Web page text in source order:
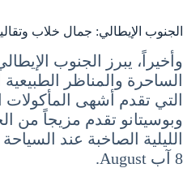
الجنوب الإيطالي: جمال خلاب
وأخيراً، يبرز الجنوب
الساحرة والمناظر
التي تقدم أشهى
وبوسيتانو تقدم مزيجاً من
الليلية الصاخبة عند
8 آب August.